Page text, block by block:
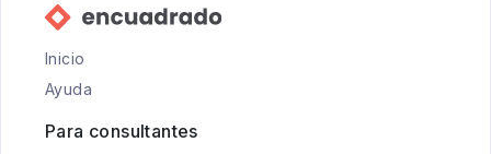
Inicio
Ayuda
Para consultantes